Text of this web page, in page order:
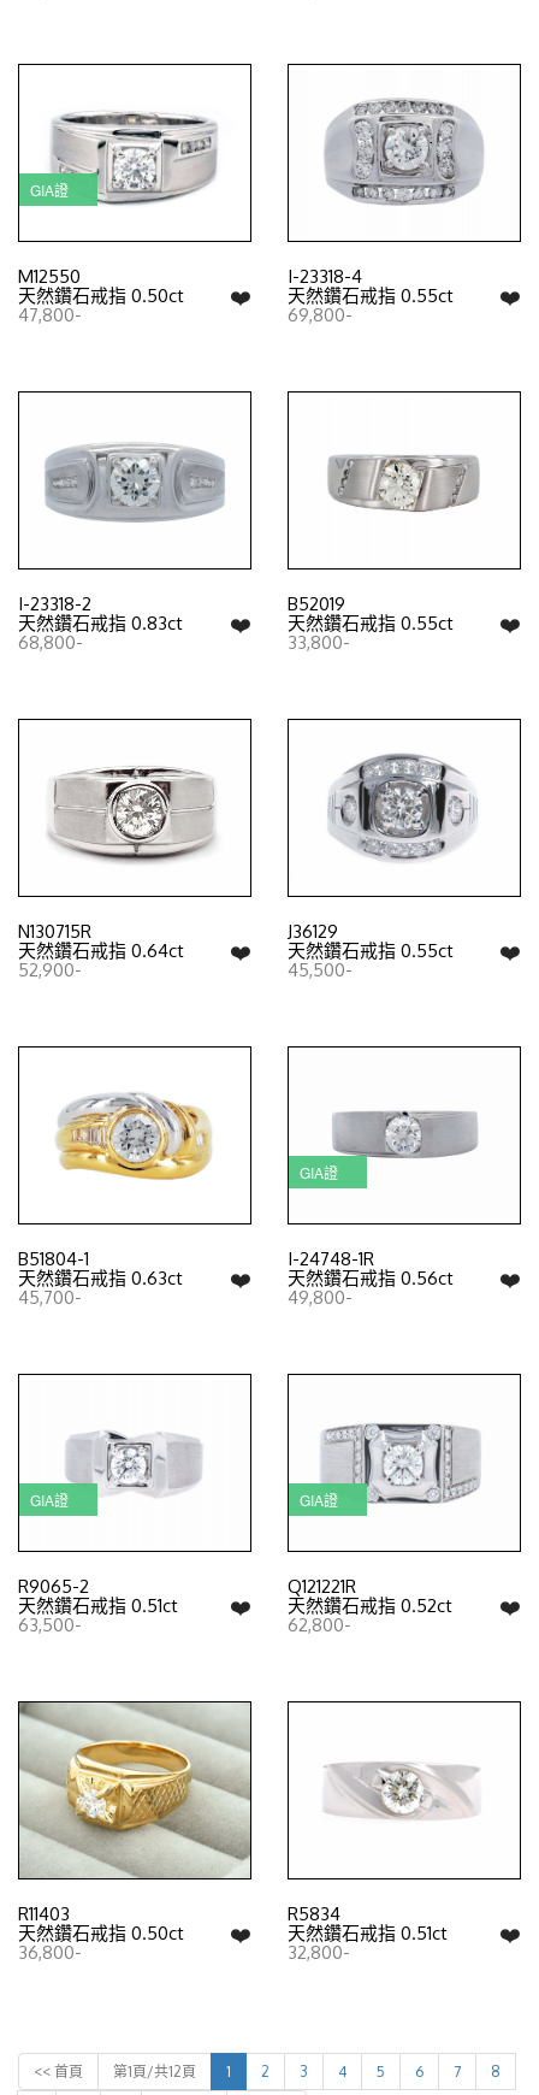
GIA證
M12550
❤️
天然鑽石戒指 0.50ct
47,800-
I-23318-4
❤️
天然鑽石戒指 0.55ct
69,800-
I-23318-2
❤️
天然鑽石戒指 0.83ct
68,800-
B52019
❤️
天然鑽石戒指 0.55ct
33,800-
N130715R
❤️
天然鑽石戒指 0.64ct
52,900-
J36129
❤️
天然鑽石戒指 0.55ct
45,500-
B51804-1
❤️
天然鑽石戒指 0.63ct
45,700-
GIA證
I-24748-1R
❤️
天然鑽石戒指 0.56ct
49,800-
GIA證
R9065-2
❤️
天然鑽石戒指 0.51ct
63,500-
GIA證
Q121221R
❤️
天然鑽石戒指 0.52ct
62,800-
R11403
❤️
天然鑽石戒指 0.50ct
36,800-
R5834
❤️
天然鑽石戒指 0.51ct
32,800-
<< 首頁 第1頁/共12頁 1 2 3 4 5 6 7 8